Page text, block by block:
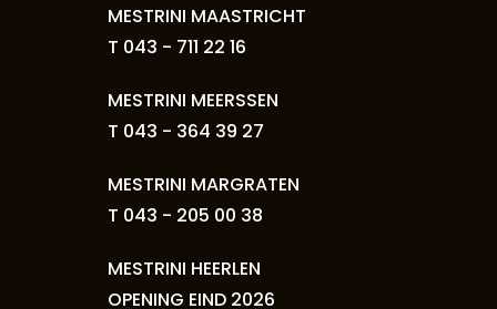
MESTRINI MAASTRICHT
T 043 - 711 22 16
MESTRINI MEERSSEN
T 043 - 364 39 27
MESTRINI MARGRATEN
T 043 - 205 00 38
MESTRINI HEERLEN
OPENING EIND 2026